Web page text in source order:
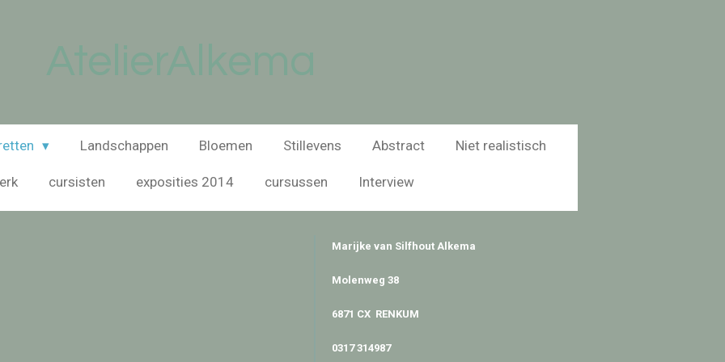
AtelierAlkema
Landschappen Bloemen Stillevens Abstract Niet realistisch
cursisten exposities 2014 cursussen Interview
Marijke van Silfhout Alkema
Molenweg 38
6871 CX RENKUM
0317 314987